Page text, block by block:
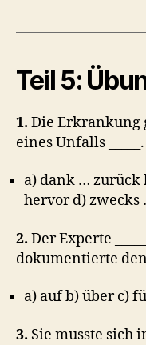
Teil 5:
1. Die Erkrankung
eines Unfalls _____.
a) dank …
hervor d) zwecks
2. Der Experte
dokumentierte
a) auf b) über c)
3. Sie musste sich